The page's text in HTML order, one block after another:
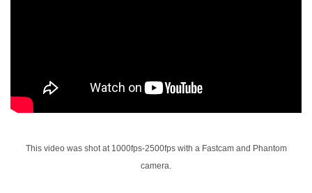
This video was shot at 1000fps-2500fps with a Fastcam and Phantom
camera.